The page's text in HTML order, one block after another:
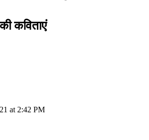
कविताएं
at 2:42 PM